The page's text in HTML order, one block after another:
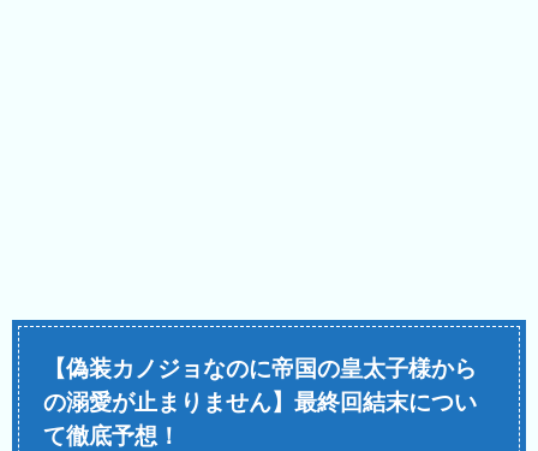
【偽装カノジョなのに帝国の皇太子様から
の溺愛が止まりません】最終回結末につい
て徹底予想！